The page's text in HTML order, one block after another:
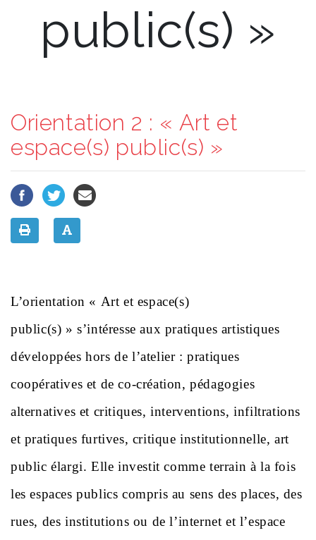
public(s) »
Orientation 2 : « Art et
espace(s) public(s) »
L’orientation « Art et espace(s)
public(s) » s’intéresse aux pratiques artistiques
développées hors de l’atelier : pratiques
coopératives et de co-création, pédagogies
alternatives et critiques, interventions, infiltrations
et pratiques furtives, critique institutionnelle, art
public élargi. Elle investit comme terrain à la fois
les espaces publics compris au sens des places, des
rues, des institutions ou de l’internet et l’espace